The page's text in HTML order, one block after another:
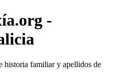
-
historia familiar y apellidos de